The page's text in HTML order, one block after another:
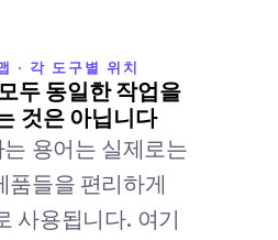
· 각 도구별 위치
두 동일한 작업을
것은 아닙니다
용어는 실제로는
품들을 편리하게
사용됩니다. 여기